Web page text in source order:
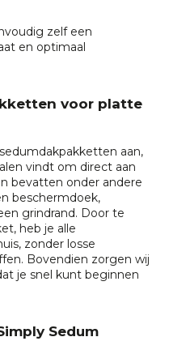
zelf een
en optimaal
voor platte
aan,
vindt om direct aan
bevatten onder andere
beschermdoek,
grindrand. Door te
heb je alle
zonder losse
Bovendien zorgen wij
je snel kunt beginnen
Sedum